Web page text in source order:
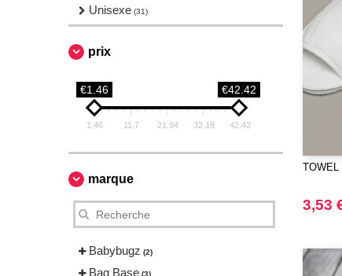
Unisexe (31)
prix
€1.46 €42.42
1.46 11.7 21.94 32.18 42.42
marque
Babybugz (2)
Bag Base (3)
TOWEL
3,53